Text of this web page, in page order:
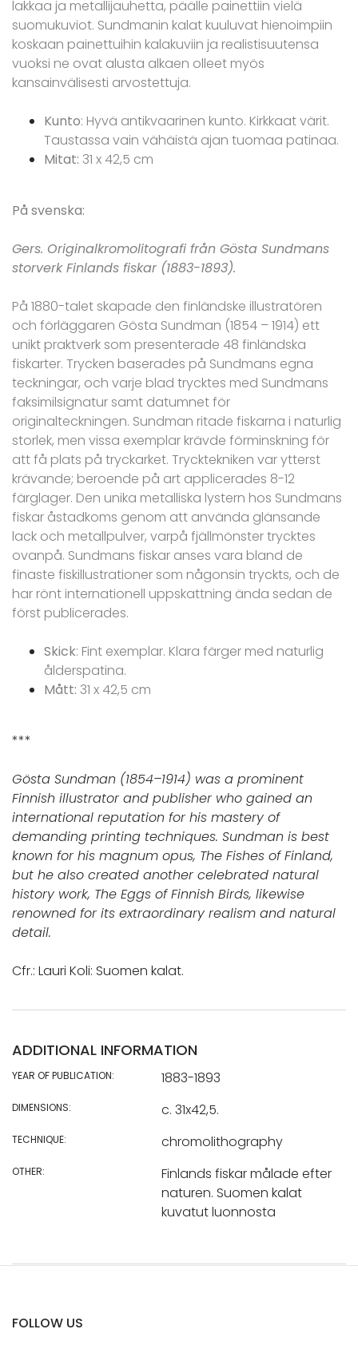
lakkaa ja metallijauhetta, päälle painettiin vielä
suomukuviot. Sundmanin kalat kuuluvat hienoimpiin
koskaan painettuihin kalakuviin ja realistisuutensa
vuoksi ne ovat alusta alkaen olleet myös
kansainvälisesti arvostettuja.
Kunto: Hyvä antikvaarinen kunto. Kirkkaat värit.
Taustassa vain vähäistä ajan tuomaa patinaa.
Mitat: 31 x 42,5 cm
På svenska:
Gers. Originalkromolitografi från Gösta Sundmans
storverk Finlands fiskar (1883-1893).
På 1880-talet skapade den finländske illustratören
och förläggaren Gösta Sundman (1854 – 1914) ett
unikt praktverk som presenterade 48 finländska
fiskarter. Trycken baserades på Sundmans egna
teckningar, och varje blad trycktes med Sundmans
faksimilsignatur samt datumnet för
originalteckningen. Sundman ritade fiskarna i naturlig
storlek, men vissa exemplar krävde förminskning för
att få plats på tryckarket. Trycktekniken var ytterst
krävande; beroende på art applicerades 8-12
färglager. Den unika metalliska lystern hos Sundmans
fiskar åstadkoms genom att använda glänsande
lack och metallpulver, varpå fjällmönster trycktes
ovanpå. Sundmans fiskar anses vara bland de
finaste fiskillustrationer som någonsin tryckts, och de
har rönt internationell uppskattning ända sedan de
först publicerades.
Skick: Fint exemplar. Klara färger med naturlig
ålderspatina.
Mått: 31 x 42,5 cm
***
Gösta Sundman (1854–1914) was a prominent
Finnish illustrator and publisher who gained an
international reputation for his mastery of
demanding printing techniques. Sundman is best
known for his magnum opus, The Fishes of Finland,
but he also created another celebrated natural
history work, The Eggs of Finnish Birds, likewise
renowned for its extraordinary realism and natural
detail.
Cfr.: Lauri Koli: Suomen kalat.
ADDITIONAL INFORMATION
YEAR OF PUBLICATION: 1883-1893
DIMENSIONS: c. 31x42,5.
TECHNIQUE: chromolithography
OTHER:
Finlands fiskar målade efter
naturen. Suomen kalat
kuvatut luonnosta
FOLLOW US